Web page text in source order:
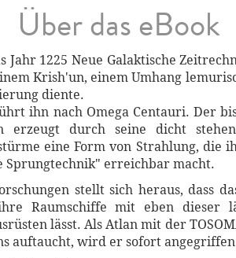
Über das eBook
Jahr 1225 Neue Galaktische
Krish'un, einem Umhang
diente.
ihn nach Omega Centauri. Der
erzeugt durch seine dicht
eine Form von Strahlung, die
erreichbar macht.
stellt sich heraus, dass
Raumschiffe mit eben dieser
lässt. Als Atlan mit der
auftaucht, wird er sofort